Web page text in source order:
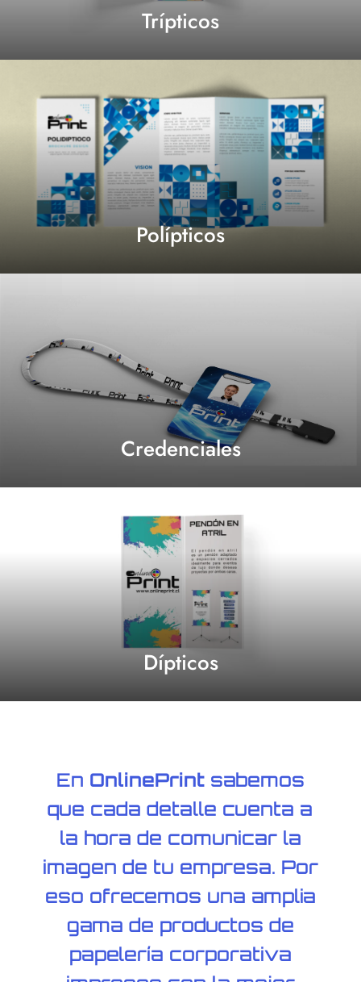
Trípticos
Polípticos
Credenciales
Dípticos
En OnlinePrintsabemos
que cada detalle cuenta a
la hora de comunicar la
imagen de tu empresa. Por
eso ofrecemos una amplia
gama de productos de
papelería corporativa